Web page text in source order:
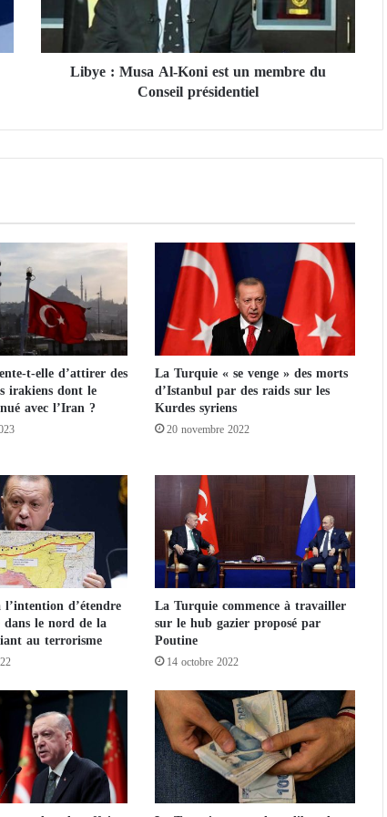
M
u
s
-
o
e
s
n
m
e
m
b
r
e
C
o
n
s
e
i
l
p
r
é
e
n
t
i
e
Libye : Musa Al-Koni est un membre du
Conseil présidentiel
t-elle d’attirer des
irakiens dont le
avec l’Iran ?
La Turquie « se venge » des morts
d’Istanbul par des raids sur les
Kurdes syriens
20 novembre 2022
d’étendre
le nord de la
au terrorisme
La Turquie commence à travailler
sur le hub gazier proposé par
Poutine
14 octobre 2022